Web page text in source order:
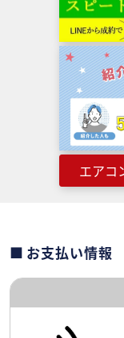
エアコ
お支払い情報